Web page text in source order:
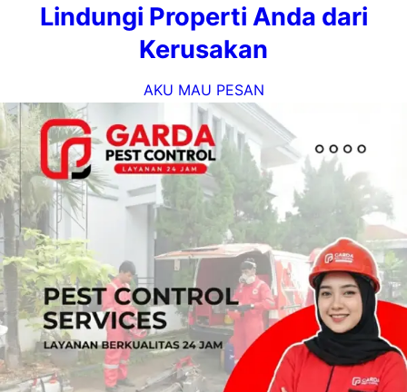
Lindungi Properti Anda dari
Kerusakan
AKU MAU PESAN